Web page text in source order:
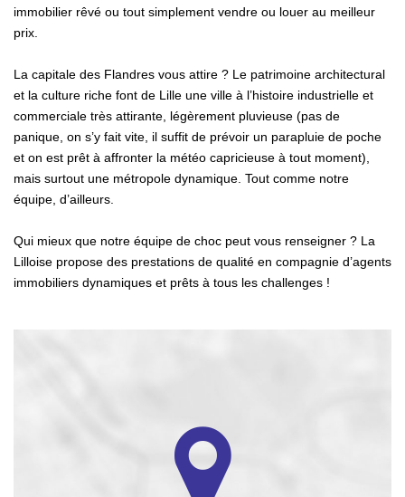
immobilier rêvé ou tout simplement vendre ou louer au meilleur
prix.
La capitale des Flandres vous attire ? Le patrimoine architectural
et la culture riche font de Lille une ville à l’histoire industrielle et
commerciale très attirante, légèrement pluvieuse (pas de
panique, on s’y fait vite, il suffit de prévoir un parapluie de poche
et on est prêt à affronter la météo capricieuse à tout moment),
mais surtout une métropole dynamique. Tout comme notre
équipe, d’ailleurs.
Qui mieux que notre équipe de choc peut vous renseigner ? La
Lilloise propose des prestations de qualité en compagnie d’agents
immobiliers dynamiques et prêts à tous les challenges !